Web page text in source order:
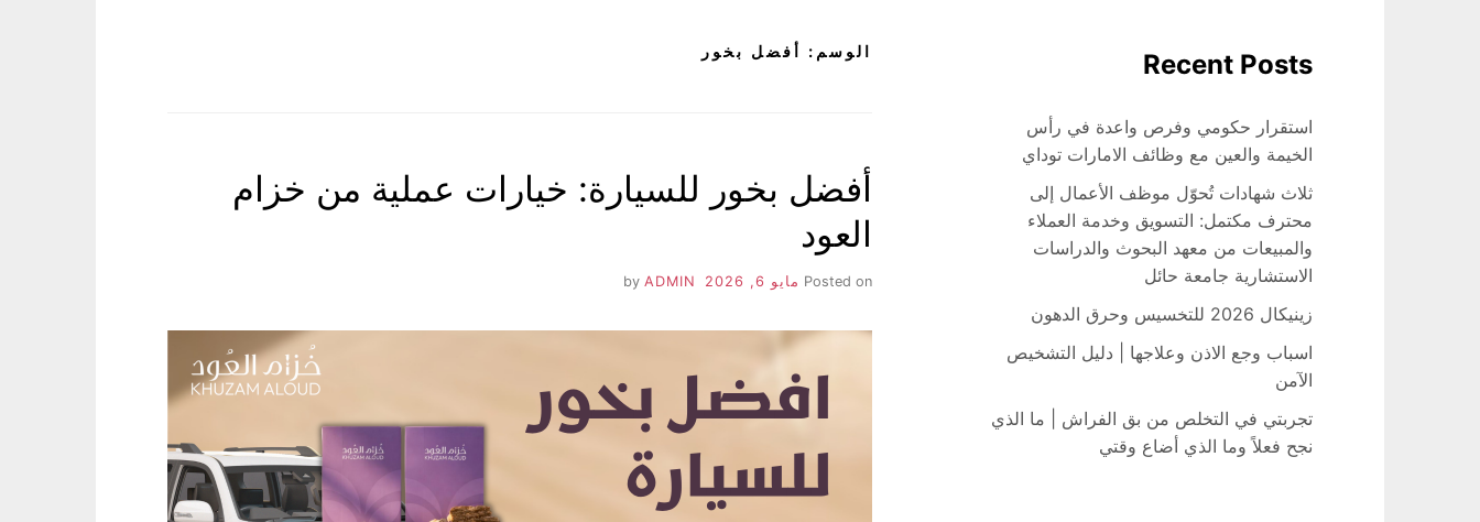
الوسم: أفضل بخور
أفضل بخور للسيارة: خيارات عملية من خزام
العود
Posted on مايو 6, 2026 ADMIN
Recent Posts
استقرار حكومي وفرص واعدة في رأس
الخيمة والعين مع وظائف الامارات توداي
ثلاث شهادات تُحوّل موظف الأعمال إلى
محترف مكتمل: التسويق وخدمة العملاء
والمبيعات من معهد البحوث والدراسات
الاستشارية جامعة حائل
زينيكال 2026 للتخسيس وحرق الدهون
اسباب وجع الاذن وعلاجها | دليل التشخيص
الآمن
تجربتي في التخلص من بق الفراش | ما الذي
نجح فعلاً وما الذي أضاع وقتي